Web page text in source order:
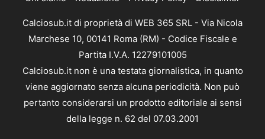
Calciosub.it di proprietà di WEB 365 SRL - Via Nicola
Marchese 10, 00141 Roma (RM) - Codice Fiscale e
Partita I.V.A. 12279101005
Calciosub.it non è una testata giornalistica, in quanto
viene aggiornato senza alcuna periodicità. Non può
pertanto considerarsi un prodotto editoriale ai sensi
della legge n. 62 del 07.03.2001